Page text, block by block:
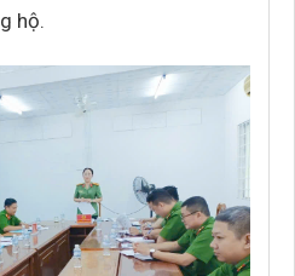
hộ.